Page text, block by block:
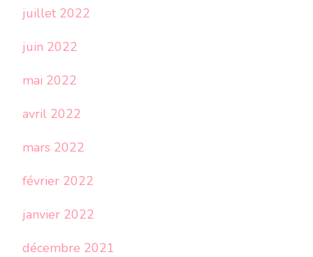
juillet 2022
juin 2022
mai 2022
avril 2022
mars 2022
février 2022
janvier 2022
décembre 2021